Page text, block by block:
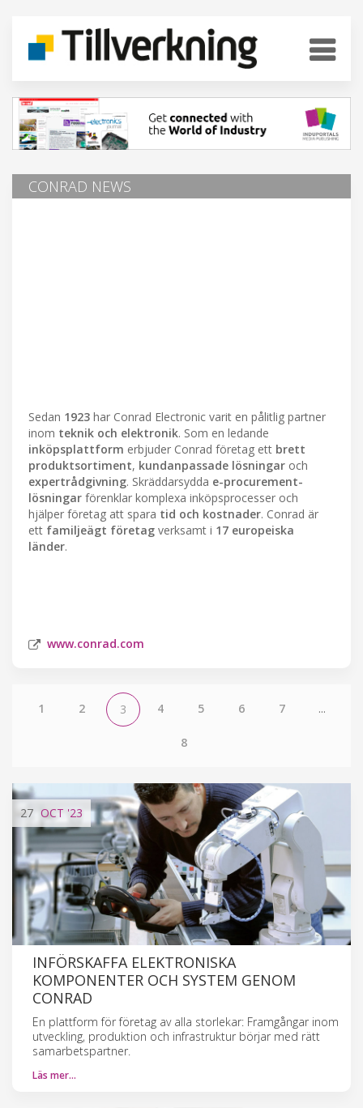
CONRAD NEWS
Sedan 1923 har Conrad Electronic varit en pålitlig partner
inom teknik och elektronik. Som en ledande
inköpsplattform erbjuder Conrad företag ett brett
produktsortiment, kundanpassade lösningar och
expertrådgivning. Skräddarsydda e-procurement-
lösningar förenklar komplexa inköpsprocesser och
hjälper företag att spara tid och kostnader. Conrad är
ett familjeägt företag verksamt i 17 europeiska
länder.
www.conrad.com
1 2 3 4 5 6 7 ...
8
27 OCT '23
INFÖRSKAFFA ELEKTRONISKA
KOMPONENTER OCH SYSTEM GENOM
CONRAD
En plattform för företag av alla storlekar: Framgångar inom
utveckling, produktion och infrastruktur börjar med rätt
samarbetspartner.
Läs mer…